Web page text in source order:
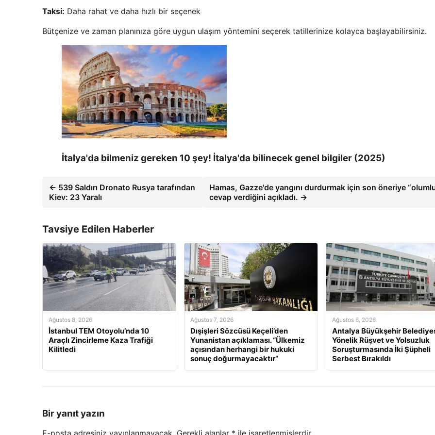
Taksi: Daha rahat ve daha hızlı bir seçenek
Bütçenize ve zaman planınıza göre uygun ulaşım yöntemini seçerek tatillerinize kolayca başlayabilirsiniz.
İtalya'da bilmeniz gereken 10 şey! İtalya'da bilinecek genel bilgiler (2025)
← 539 Saldırı Dronato Rusya tarafından
Kiev: 23 Yaralı
Hamas, Gazze'de yangını durdurmak için son öneriye
cevap verdiğini açıkladı. →
Tavsiye Edilen Haberler
Ağustos 8, 2026
İstanbul TEM Otoyolu’nda 10
Araçlı Zincirleme Kaza Trafiği
Kilitledi
Ağustos 7, 2026
Dışişleri Sözcüsü Keçeli’den
Yunanistan açıklaması. “Ülkemiz
açısından herhangi bir hukuki
sonuç doğurmayacaktır”
Ağustos 6, 2026
Antalya Büyükşehir
Yönelik Rüşvet ve Yolsuzluk
Soruşturmasında İki Şüpheli
Serbest Bırakıldı
Bir yanıt yazın
E-posta adresiniz yayınlanmayacak. Gerekli alanlar * ile işaretlenmişlerdir